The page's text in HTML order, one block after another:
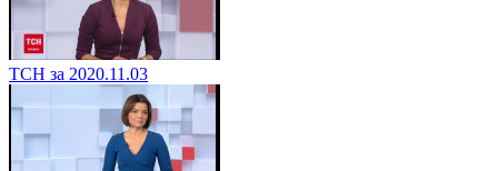
ТСН за 2020.11.03